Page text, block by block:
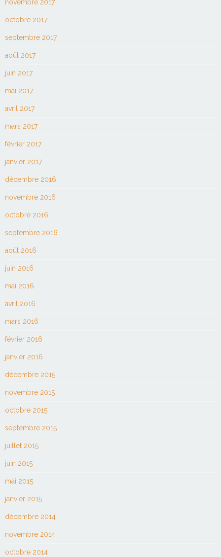
novembre 2017
octobre 2017
septembre 2017
août 2017
juin 2017
mai 2017
avril 2017
mars 2017
février 2017
janvier 2017
décembre 2016
novembre 2016
octobre 2016
septembre 2016
août 2016
juin 2016
mai 2016
avril 2016
mars 2016
février 2016
janvier 2016
décembre 2015
novembre 2015
octobre 2015
septembre 2015
juillet 2015
juin 2015
mai 2015
janvier 2015
décembre 2014
novembre 2014
octobre 2014